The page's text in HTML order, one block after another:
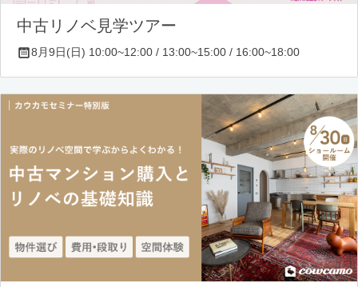
中古リノベ見学ツアー
8月9日(日) 10:00~12:00 / 13:00~15:00 / 16:00~18:00